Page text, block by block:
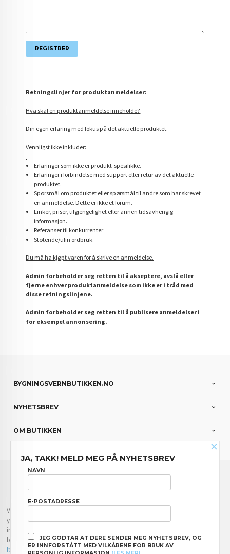
Retningslinjer for produktanmeldelser:
Hva skal en produktanmeldelse inneholde?
Din egen erfaring med fokus på det aktuelle produktet.
Vennligst ikke inkluder:
Erfaringer som ikke er produkt-spesifikke.
Erfaringer i forbindelse med support eller retur av det aktuelle
produktet.
Spørsmål om produktet eller spørsmål til andre som har skrevet
en anmeldelse. Dette er ikke et forum.
Linker, priser, tilgjengelighet eller annen tidsavhengig
informasjon.
Referanser til konkurrenter
Støtende/ufin ordbruk.
Du må ha kjøpt varen for å skrive en anmeldelse.
Admin forbeholder seg retten til å akseptere, avslå eller
fjerne enhver produktanmeldelse som ikke er i tråd med
disse retningslinjene.
Admin forbeholder seg retten til å publisere anmeldelser i
for eksempel annonsering.
BYGNINGSVERNBUTIKKEN.NO
NYHETSBREV
OM BUTIKKEN
FRAKT
NYHETSBREV
Vår nettbutikk bruker cookies slik at du får en bedre kjøpsopplevelse og vi kan
yte deg bedre service. Vi bruker cookies hovedsaklig til å lagre
innloggingsdetaljer og huske hva du har puttet i handlekurven din. Fortsett å
bruke siden som normalt om du godtar dette.Les merellerendre innstillinger
for cookies.
×
JA, TAKK! MELD MEG PÅ NYHETSBREV
NAVN
E-POSTADRESSE
JEG GODTAR AT DERE SENDER MEG NYHETSBREV, OG
ER INNFORSTÅTT MED VILKÅRENE FOR BRUK AV